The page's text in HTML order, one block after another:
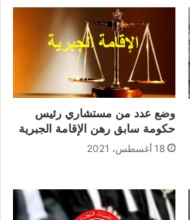
وضع عدد من مستشاري رئيس
حكومة سابق رهن الإقامة الجبرية
18 أغسطس، 2021